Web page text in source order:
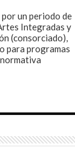
un periodo de
Integradas y
(consorciado),
para programas